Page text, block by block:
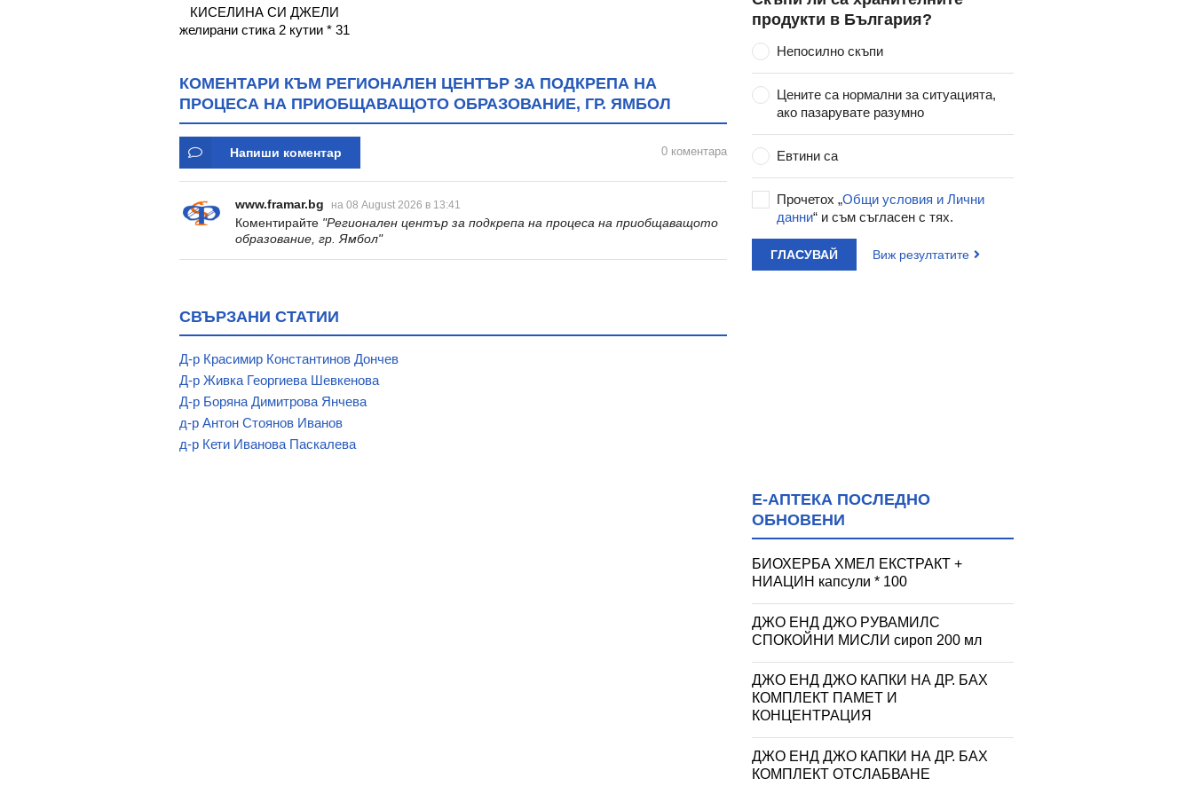
КИСЕЛИНА СИ ДЖЕЛИ
желирани стика 2 кутии * 31
КОМЕНТАРИ КЪМ РЕГИОНАЛЕН ЦЕНТЪР ЗА ПОДКРЕПА НА
ПРОЦЕСА НА ПРИОБЩАВАЩОТО ОБРАЗОВАНИЕ, ГР. ЯМБОЛ
Напиши коментар 0 коментара
www.framar.bg на 08 August 2026 в 13:41
Коментирайте "Регионален център за подкрепа на процеса на приобщаващото
образование, гр. Ямбол"
СВЪРЗАНИ СТАТИИ
Д-р Красимир Константинов Дончев
Д-р Живка Георгиева Шевкенова
Д-р Боряна Димитрова Янчева
д-р Антон Стоянов Иванов
д-р Кети Иванова Паскалева
продукти в България?
Непосилно скъпи
Цените са нормални за ситуацията,
ако пазарувате разумно
Евтини са
Прочетох „Общи условия и Лични
данни“ и съм съгласен с тях.
ГЛАСУВАЙ Виж резултатите
Е-АПТЕКА ПОСЛЕДНО
ОБНОВЕНИ
БИОХЕРБА ХМЕЛ ЕКСТРАКТ +
НИАЦИН капсули * 100
ДЖО ЕНД ДЖО РУВАМИЛС
СПОКОЙНИ МИСЛИ сироп 200 мл
ДЖО ЕНД ДЖО КАПКИ НА ДР. БАХ
КОМПЛЕКТ ПАМЕТ И
КОНЦЕНТРАЦИЯ
ДЖО ЕНД ДЖО КАПКИ НА ДР. БАХ
КОМПЛЕКТ ОТСЛАБВАНЕ